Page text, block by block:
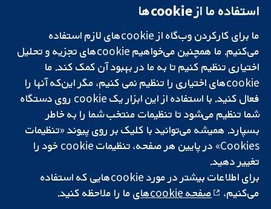
تحقیقات قابل
اعتماد.
تصمیم‌گیری آگاهانه.
سلامت بهتر.
میدان کاوندیش
لندن
W1G 0AN
بریتانیا
دفتر رسانه‌ای
درباره ما
فرصت‌های
شغلی
Cochrane
Library
شبکه همکاری کاکرین، یک مؤسسه خیریه (شماره 1045921) و یک شرکت با
و ولز است. شماره ثبت مالیات بر ارزش افزوده: GB 718 2127 49.
کپی‌رایت © ۲۰۲۵ همکاری کاکرین
استفاده ما از cookie‌ها
ما برای کارکردن وب‌گاه از cookie‌های لازم استفاده
می‌کنیم. ما همچنین می‌خواهیم cookie‌های تجزیه و تحلیل
اختیاری تنظیم کنیم تا به ما در بهبود آن کمک کند. ما
cookie‌های اختیاری را تنظیم نمی کنیم، مگر این‌که آنها را
فعال کنید. با استفاده از این ابزار یک cookie‌ روی دستگاه
شما تنظیم می‌شود تا تنظیمات منتخب شما را به خاطر
بسپارد. همیشه می‌توانید با کلیک بر روی پیوند «تنظیمات
Cookies» در پایین هر صفحه، تنظیمات cookie‌ خود را
تغییر دهید.
برای اطلاعات بیشتر در مورد cookie‌هایی که استفاده
می‌کنیم،
صفحه cookie‌های ما را ملاحظه کنید.